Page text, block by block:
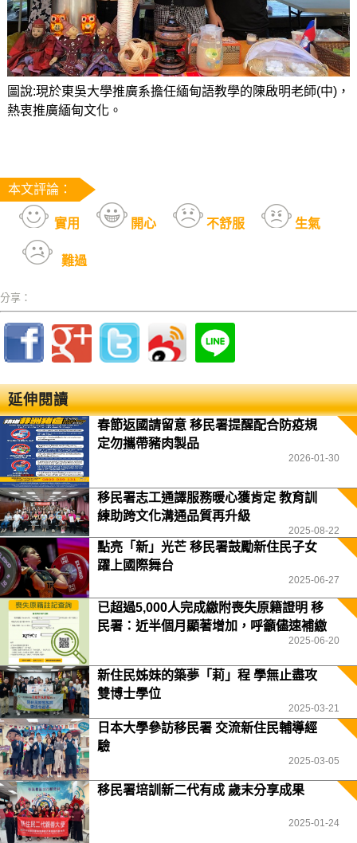
圖說:現於東吳大學推廣系擔任緬甸語教學的陳啟明老師(中)，
熱衷推廣緬甸文化。
本文評論：
實用 開心 不舒服 生氣
難過
分享：
延伸閱讀
春節返國請留意 移民署提醒配合防疫規
定勿攜帶豬肉製品
2026-01-30
移民署志工通譯服務暖心獲肯定 教育訓
練助跨文化溝通品質再升級
2025-08-22
點亮「新」光芒 移民署鼓勵新住民子女
躍上國際舞台
2025-06-27
已超過5,000人完成繳附喪失原籍證明 移
民署：近半個月顯著增加，呼籲儘速補繳
2025-06-20
新住民姊妹的築夢「莉」程 學無止盡攻
雙博士學位
2025-03-21
日本大學參訪移民署 交流新住民輔導經
驗
2025-03-05
移民署培訓新二代有成 歲末分享成果
2025-01-24